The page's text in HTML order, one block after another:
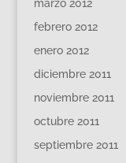
marzo 2012
febrero 2012
enero 2012
diciembre 2011
noviembre 2011
octubre 2011
septiembre 2011